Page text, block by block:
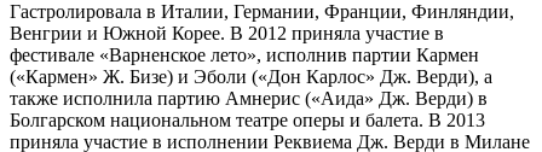
Гастролировала в Италии, Германии, Франции, Финляндии,
Венгрии и Южной Корее. В 2012 приняла участие в
фестивале «Варненское лето», исполнив партии Кармен
(«Кармен» Ж. Бизе) и Эболи («Дон Карлос» Дж. Верди), а
также исполнила партию Амнерис («Аида» Дж. Верди) в
Болгарском национальном театре оперы и балета. В 2013
приняла участие в исполнении Реквиема Дж. Верди в Милане